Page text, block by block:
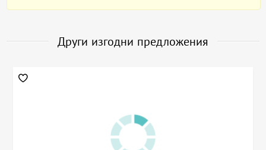
Други изгодни предложения